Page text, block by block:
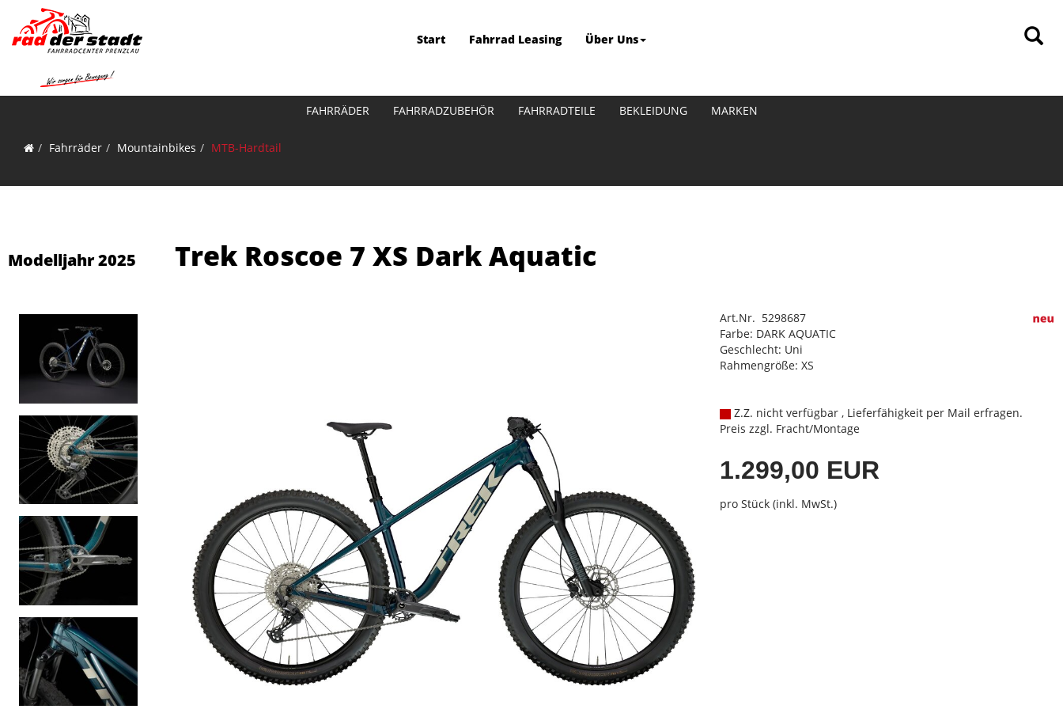
Start Fahrrad Leasing Über Uns
FAHRRÄDER FAHRRADZUBEHÖR FAHRRADTEILE BEKLEIDUNG MARKEN
Fahrräder Mountainbikes MTB-Hardtail
Modelljahr 2025 Trek Roscoe 7 XS Dark Aquatic
Art.Nr. 5298687
Farbe: DARK AQUATIC
Geschlecht: Uni
Rahmengröße: XS
Z.Z. nicht verfügbar , Lieferfähigkeit per Mail erfragen.
Preis zzgl. Fracht/Montage
1.299,00 EUR
pro Stück (inkl. MwSt.)